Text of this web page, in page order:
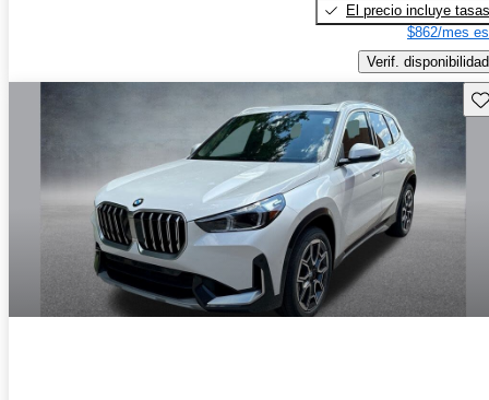
El precio incluye tasas
$862/mes
Verif. disponibilidad